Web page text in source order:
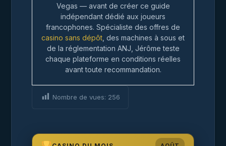
Vegas — avant de créer ce guide
indépendant dédié aux joueurs
francophones. Spécialiste des offres de
casino sans dépôt , des machines à sous et
de la réglementation ANJ, Jérôme teste
chaque plateforme en conditions réelles
avant toute recommandation.
Nombre de vues: 256